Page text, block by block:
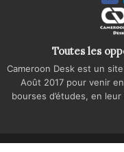
Toutes les
Cameroon Desk est un
Août 2017 pour venir
bourses d’études, en